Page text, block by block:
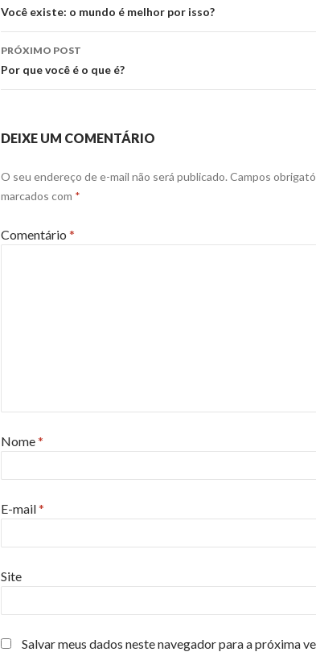
de
posts
Você existe: o mundo é melhor por isso?
PRÓXIMO POST
Por que você é o que é?
DEIXE UM COMENTÁRIO
O seu endereço de e-mail não será publicado. Campos
marcados com *
Comentário *
Nome*
E-mail*
Site
Salvar meus dados neste navegador para a próxima